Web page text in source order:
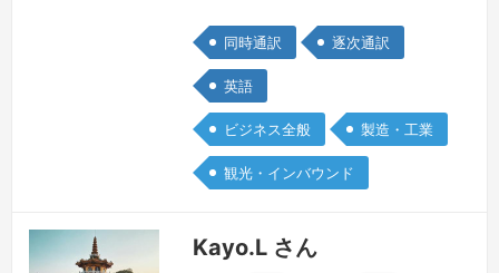
ります。皆さんのコミュニケーションの
少しでもお役に立てたらと思っていま
す。ご連絡を頂けるのを是非お待ちして
おります。続きを見る »
同時通訳 逐次通訳
英語
ビジネス全般 製造・工業
観光・インバウンド
Kayo.L さん